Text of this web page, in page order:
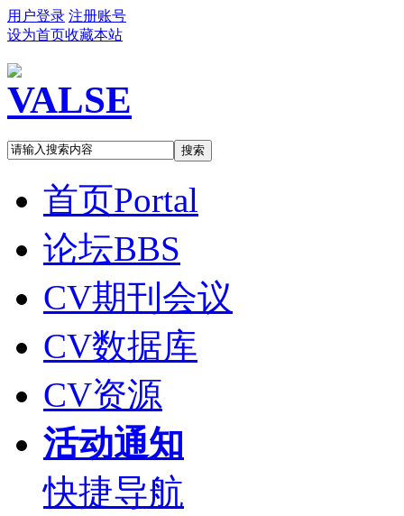
用户登录 注册账号
设为首页收藏本站
搜索
首页Portal
论坛BBS
CV期刊会议
CV数据库
CV资源
活动通知
快捷导航